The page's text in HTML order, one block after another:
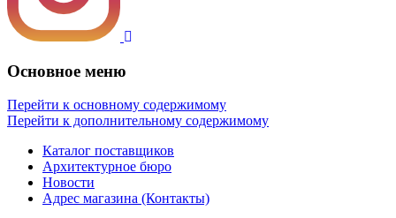
Основное меню
Перейти к основному содержимому
Перейти к дополнительному содержимому
Каталог поставщиков
Архитектурное бюро
Новости
Адрес магазина (Контакты)